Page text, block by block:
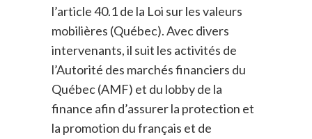
l’article 40.1 de la Loi sur les valeurs
mobilières (Québec). Avec divers
intervenants, il suit les activités de
l’Autorité des marchés financiers du
Québec (AMF) et du lobby de la
finance afin d’assurer la protection et
la promotion du français et de